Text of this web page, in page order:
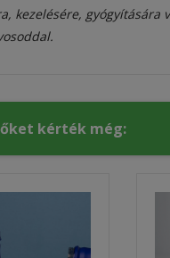
kezelésére, gyógyítására
kérték még: